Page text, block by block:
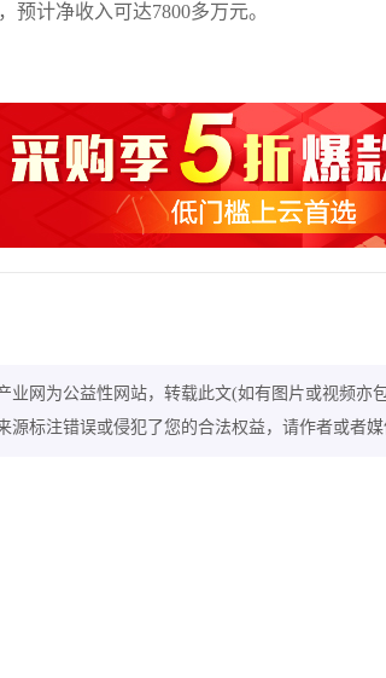
预计净收入可达7800多万元。
业网为公益性网站，转载此文(如有图片或视频亦
源标注错误或侵犯了您的合法权益，请作者或者